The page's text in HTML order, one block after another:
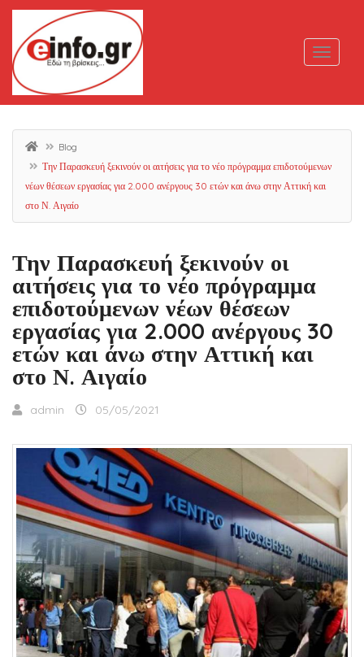
Blog
Την Παρασκευή ξεκινούν οι αιτήσεις για το νέο πρόγραμμα επιδοτούμενων
νέων θέσεων εργασίας για 2.000 ανέργους 30 ετών και άνω στην Αττική και
στο Ν. Αιγαίο
Την Παρασκευή ξεκινούν οι
αιτήσεις για το νέο πρόγραμμα
επιδοτούμενων νέων θέσεων
εργασίας για 2.000 ανέργους 30
ετών και άνω στην Αττική και
στο Ν. Αιγαίο
admin 05/05/2021